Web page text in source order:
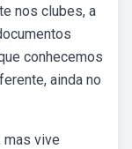
nos clubes, a
conhecemos
ainda no
mas vive